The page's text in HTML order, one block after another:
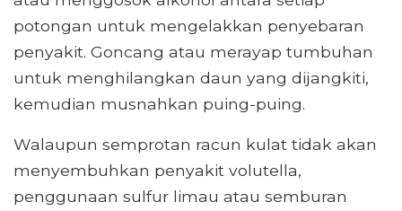
potongan untuk mengelakkan penyebaran
penyakit. Goncang atau merayap tumbuhan
untuk menghilangkan daun yang dijangkiti,
kemudian musnahkan puing-puing.
Walaupun semprotan racun kulat tidak akan
menyembuhkan penyakit volutella,
penggunaan sulfur limau atau semburan